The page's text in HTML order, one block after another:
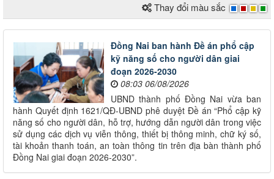
Thay đổi màu sắc
Đồng Nai ban hành Đề án phổ cập
kỹ năng số cho người dân giai
đoạn 2026-2030
08:03 06/08/2026
UBND thành phố Đồng Nai vừa ban
hành Quyết định 1621/QĐ-UBND phê duyệt Đề án “Phổ cập kỹ
năng số cho người dân, hỗ trợ, hướng dẫn người dân trong việc
sử dụng các dịch vụ viễn thông, thiết bị thông minh, chữ ký số,
tài khoản thanh toán, an toàn thông tin trên địa bàn thành phố
Đồng Nai giai đoạn 2026-2030”.